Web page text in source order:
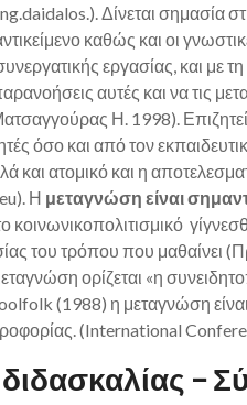
Δίνεται σημασία
καθώς και οι
εργασίας, και με
αυτές και να τις
Η. 1998).
όσο και από τον
και ατομικό και η
Η μεταγνώση είναι
κοινωνικοπολιτισμικό
του τρόπου που
ορίζεται «η
(1988) η μεταγνώση είναι
(International
–